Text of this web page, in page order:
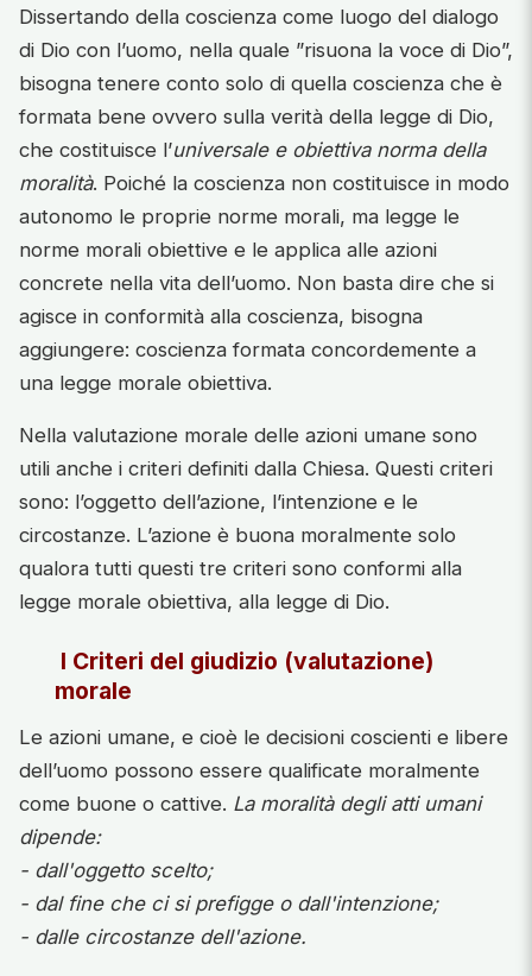
Dissertando della coscienza come luogo del dialogo
di Dio con l’uomo, nella quale ”risuona la voce di Dio”,
bisogna tenere conto solo di quella coscienza che è
formata bene ovvero sulla verità della legge di Dio,
che costituisce l’universale e obiettiva norma della
moralità. Poiché la coscienza non costituisce in modo
autonomo le proprie norme morali, ma legge le
norme morali obiettive e le applica alle azioni
concrete nella vita dell’uomo. Non basta dire che si
agisce in conformità alla coscienza, bisogna
aggiungere: coscienza formata concordemente a
una legge morale obiettiva.
Nella valutazione morale delle azioni umane sono
utili anche i criteri definiti dalla Chiesa. Questi criteri
sono: l’oggetto dell’azione, l’intenzione e le
circostanze. L’azione è buona moralmente solo
qualora tutti questi tre criteri sono conformi alla
legge morale obiettiva, alla legge di Dio.
I Criteri del giudizio (valutazione)
morale
Le azioni umane, e cioè le decisioni coscienti e libere
dell’uomo possono essere qualificate moralmente
come buone o cattive. La moralità degli atti umani
dipende:
- dall'oggetto scelto;
- dal fine che ci si prefigge o dall'intenzione;
- dalle circostanze dell'azione.